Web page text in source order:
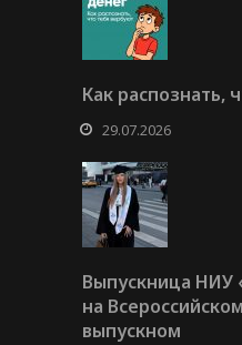
Как распознать,
29.07.2026
Выпускница НИУ
на
выпускном